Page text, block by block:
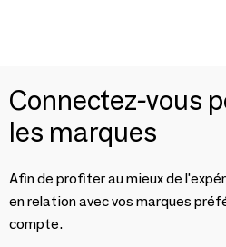
Connectez-vous
les marques
Afin de profiter au mieux de
en relation avec vos marques
compte.